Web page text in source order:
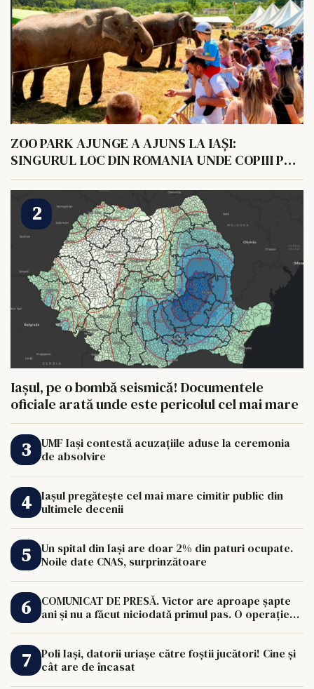
ZOO PARK AJUNGE A AJUNS LA IAȘI:
SINGURUL LOC DIN ROMANIA UNDE COPIII POT
HRANI UN ELEFANT
Iașul, pe o bombă seismică! Documentele
oficiale arată unde este pericolul cel mai mare
UMF Iași contestă acuzațiile aduse la ceremonia
de absolvire
Iașul pregătește cel mai mare cimitir public din
ultimele decenii
Un spital din Iași are doar 2% din paturi ocupate.
Noile date CNAS, surprinzătoare
COMUNICAT DE PRESĂ. Victor are aproape șapte
ani și nu a făcut niciodată primul pas. O operație
Poli Iași, datorii uriașe către foștii jucători! Cine și
cât are de încasat